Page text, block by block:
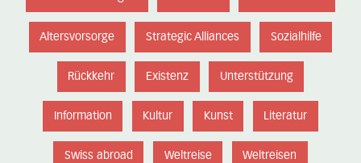
Altersvorsorge Strategic Alliances Sozialhilfe
Rückkehr Existenz Unterstützung
Information Kultur Kunst Literatur
Swiss abroad Weltreise Weltreisen